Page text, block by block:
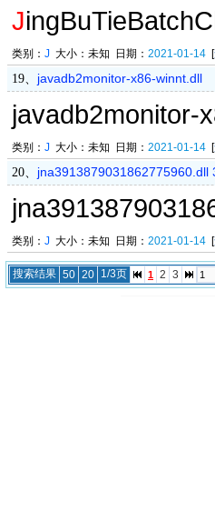
J
类别： J 大小：未知 日期： 2021-01-14 [
19、 javadb2monitor-x86-winnt.dll
javadb2monitor-
类别： J 大小：未知 日期： 2021-01-14 [
20、 jna3913879031862775960.dll
类别： J 大小：未知 日期： 2021-01-14 [
搜索结果 50 20 1/3页 1 2 3